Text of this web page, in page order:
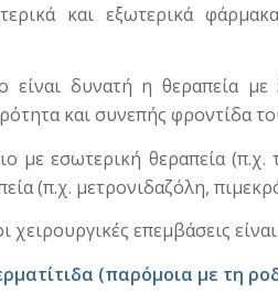
και εξωτερικά
είναι δυνατή η θεραπεία με
και συνεπής φροντίδα
με εσωτερική θεραπεία (π.χ.
(π.χ. μετρονιδαζόλη,
χειρουργικές επεμβάσεις
(παρόμοια με τη